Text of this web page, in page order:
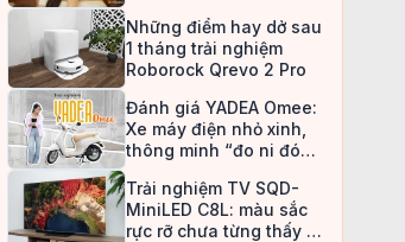
Những điểm hay dở sau
1 tháng trải nghiệm
Roborock Qrevo 2 Pro
Đánh giá YADEA Omee:
Xe máy điện nhỏ xinh,
thông minh “đo ni đóng
Trải nghiệm TV SQD-
MiniLED C8L: màu sắc
rực rỡ chưa từng thấy ở